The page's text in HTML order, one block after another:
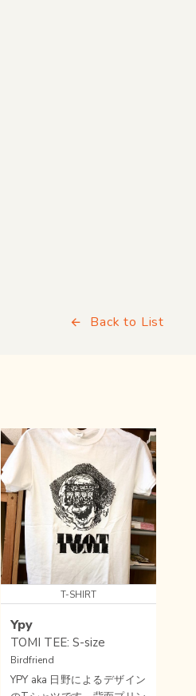
Back to List
T-SHIRT
Ypy
TOMI TEE: S-size
Birdfriend
YPY aka 日野によるデザイン